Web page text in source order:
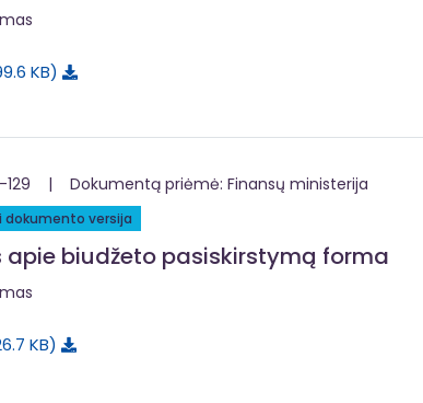
KB
129 | Dokumentą priėmė: Finansų ministerija
dokumento versija
apie biudžeto pasiskirstymą forma
KB